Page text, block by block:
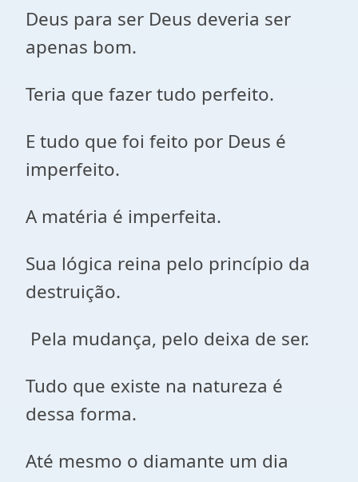
Deus para ser Deus deveria ser
apenas bom.
Teria que fazer tudo perfeito.
E tudo que foi feito por Deus é
imperfeito.
A matéria é imperfeita.
Sua lógica reina pelo princípio da
destruição.
Pela mudança, pelo deixa de ser.
Tudo que existe na natureza é
dessa forma.
Até mesmo o diamante um dia